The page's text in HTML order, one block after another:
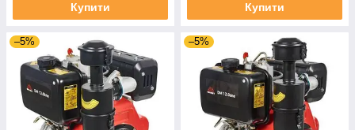
Купити Купити
–5% –5%